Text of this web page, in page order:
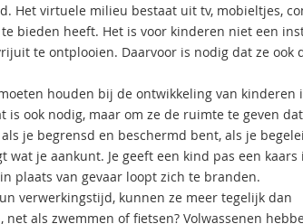
Het virtuele milieu bestaat uit tv, mobieltjes,
bieden heeft. Het is voor kinderen niet een
te ontplooien. Daarvoor is nodig dat ze ook
houden bij de ontwikkeling van kinderen
ook nodig, maar om ze de ruimte te geven
je begrensd en beschermd bent, als je
je aankunt. Je geeft een kind pas een kaars
plaats van gevaar loopt zich te branden.
verwerkingstijd, kunnen ze meer tegelijk dan
als zwemmen of fietsen? Volwassenen